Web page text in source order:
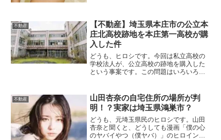
不動産
【不動産】埼玉県本庄市の公立本
庄北高校跡地を本庄第一高校が購
入した件
どうも、ヒロシです。今回は私立高校の
学校法人が、公立高校の跡地を購入した
という事案です。この問題はいろいろと
校について基本情報【本庄市関連記事】
↓↓↓埼玉県立本庄北高等学校(既に廃校)場
所...
不動産
山田杏奈の自宅住所の場所が判
明！？実家は埼玉県鴻巣市？
どうも、元埼玉県民のヒロシです。山田
杏奈と聞くと、どうしても漫画「僕の心
のヤバイやつ（僕ヤバ）」のヒロインが